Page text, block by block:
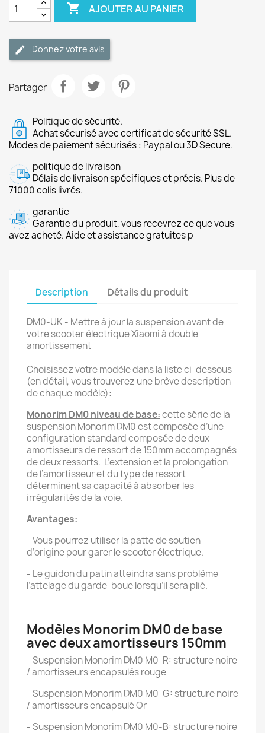
 AJOUTER AU PANIER
Donnez votre avis
Partager
Politique de sécurité.
Achat sécurisé avec certificat de sécurité SSL.
Modes de paiement sécurisés : Paypal ou 3D Secure.
politique de livraison
Délais de livraison spécifiques et précis. Plus de
71000 colis livrés.
garantie
Garantie du produit, vous recevrez ce que vous
avez acheté. Aide et assistance gratuites p
Description Détails du produit
DM0-UK - Mettre à jour la suspension avant de
votre scooter électrique Xiaomi à double
amortissement
Choisissez votre modèle dans la liste ci-dessous
(en détail, vous trouverez une brève description
de chaque modèle):
Monorim DM0 niveau de base:cette série de la
suspension Monorim DM0 est composée d’une
configuration standard composée de deux
amortisseurs de ressort de 150mm accompagnés
de deux ressorts. L’extension et la prolongation
de l’amortisseur et du type de ressort
déterminent sa capacité à absorber les
irrégularités de la voie.
Avantages:
- Vous pourrez utiliser la patte de soutien
d’origine pour garer le scooter électrique.
- Le guidon du patin atteindra sans problème
l’attelage du garde-boue lorsqu’il sera plié.
Modèles Monorim DM0 de base
avec deux amortisseurs 150mm
- Suspension Monorim DM0 M0-R: structure noire
/ amortisseurs encapsulés rouge
- Suspension Monorim DM0 M0-G: structure noire
/ amortisseurs encapsulé Or
- Suspension Monorim DM0 M0-B: structure noire